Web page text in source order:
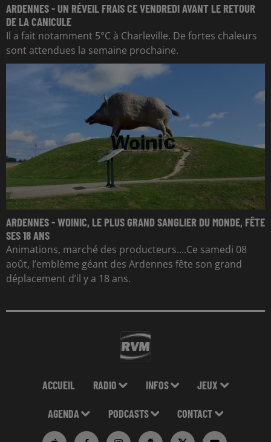
ARDENNES - UN RÉVEIL FRAIS CE VENDREDI AVANT LE RETOUR
DE LA CANICULE
Il a fait notamment 5°C à Charleville. De fortes chaleurs
sont attendues la semaine prochaine.
ARDENNES - WOINIC, LE PLUS GRAND SANGLIER DU MONDE, FÊTE
SES 18 ANS
Animations, marché des producteurs....Ce samedi 08
août, l’emblème géant des Ardennes fête son grand
déplacement d’il y a 18 ans.
ACCUEIL RADIO INFOS JEUX
AGENDA PODCASTS CONTACT